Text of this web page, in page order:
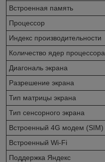
Встроенная память
Процессор
Индекс производительности
Количество ядер процессора
Диагональ экрана
Разрешение экрана
Тип матрицы экрана
Тип сенсорного экрана
Встроенный 4G модем (SIM)
Встроенный Wi-Fi
Поддержка Яндекс